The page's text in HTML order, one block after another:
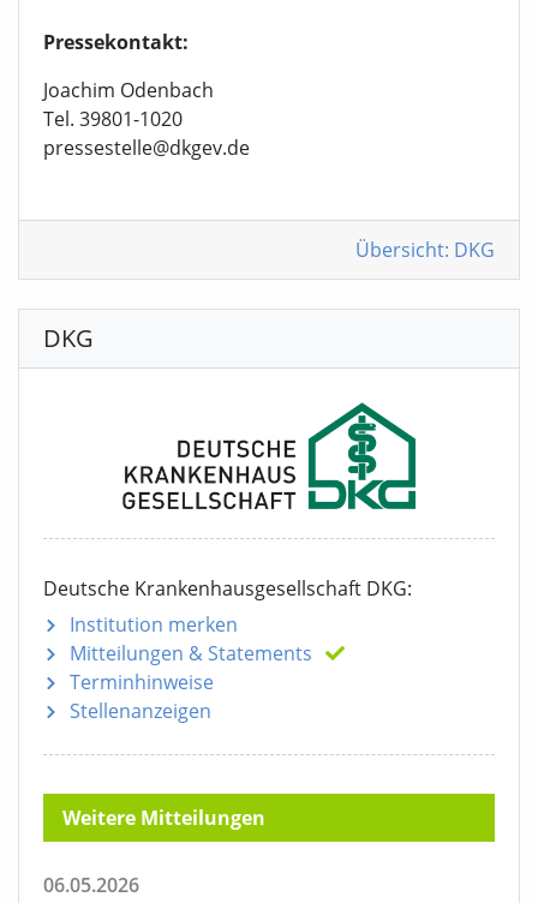
Pressekontakt:
Joachim Odenbach
Tel. 39801-1020
pressestelle@dkgev.de
Übersicht: DKG
DKG
Deutsche Krankenhausgesellschaft DKG:
Institution merken
Mitteilungen & Statements
Terminhinweise
Stellenanzeigen
Weitere Mitteilungen
06.05.2026